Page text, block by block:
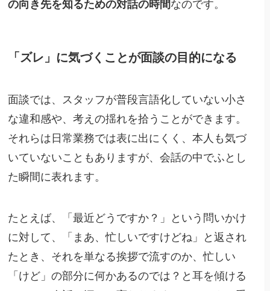
の向き先を知るための対話の時間なのです。
「ズレ」に気づくことが面談の目的になる
面談では、スタッフが普段言語化していない小さ
な違和感や、考えの揺れを拾うことができます。
それらは日常業務では表に出にくく、本人も気づ
いていないこともありますが、会話の中でふとし
た瞬間に表れます。
たとえば、「最近どうですか？」という問いかけ
に対して、「まあ、忙しいですけどね」と返され
たとき、それを単なる挨拶で流すのか、忙しい
「けど」の部分に何かあるのでは？と耳を傾ける